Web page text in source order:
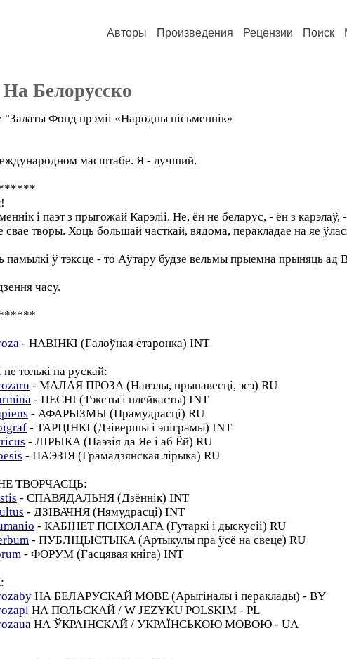
Авторы Произведения Рецензии Поиск
Белорусско
"Залаты Фонд прэміі «Народны пісьменнік»
масштабе. Я - лучший.
і паэт з прыгожай Карэліі. Не, ён не беларус, - ён з
творы. Хоць большай часткай, вядома, перакладае на яе
памылкі ў тэксце - то Аўтару будзе вельмы прыемна прыняць ад
часу.
- НАВІНКІ (Галоўная старонка) INT
на рускай:
- МАЛАЯ ПРОЗА (Навэлы, прыпавесці, эсэ) RU
- ПЕСНІ (Тэксты і плейкасты) INT
- АФАРЫЗМЫ (Прамудрасці) RU
- ТАРЦІНКІ (Дзівершы і эпіграмы) INT
- ЛІРЫКА (Паэзія да Яе і аб Ёй) RU
- ПАЭЗІЯ (Грамадзянская лірыка) RU
ТВОРЧАСЦЬ:
- СПАВЯДАЛЬНЯ (Дзённік) INT
- ДЗІВАЧНЯ (Нямудрасці) INT
- КАБІНЕТ ПСІХОЛАГА (Гутаркі і дыскусіі) RU
- ПУБЛІЦЫСТЫКА (Артыкулы пра ўсё на свеце) RU
- ФОРУМ (Гасцявая кніга) INT
НА БЕЛАРУСКАЙ МОВЕ (Арыгіналы і пераклады) - BY
НА ПОЛЬСКАЙ / W JEZYKU POLSKIM - PL
НА ЎКРАІНСКАЙ / УКРАЇНСЬКОЮ МОВОЮ - UA